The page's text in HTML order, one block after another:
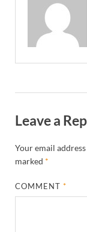
Leave a
Your email
marked *
COMMENT*